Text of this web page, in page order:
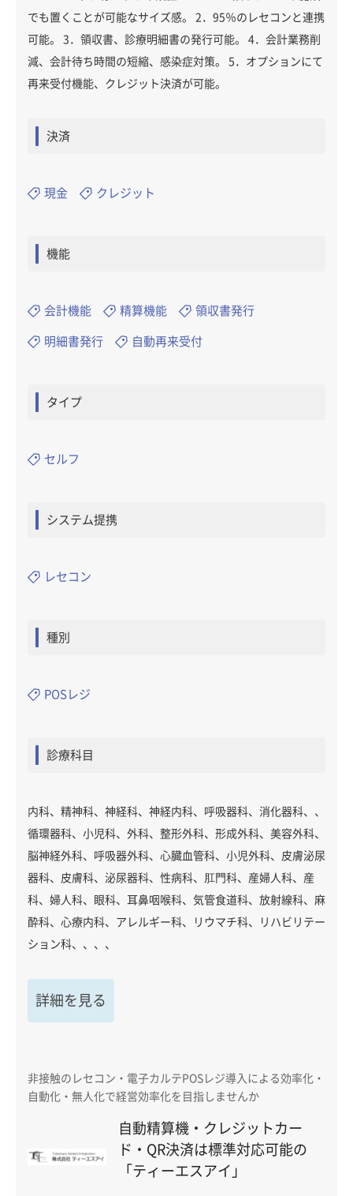
でも置くことが可能なサイズ感。 2．95％のレセコンと連携
可能。 3．領収書、診療明細書の発行可能。 4．会計業務削
減、会計待ち時間の短縮、感染症対策。 5．オプションにて
再来受付機能、クレジット決済が可能。
決済
現金 クレジット
機能
会計機能 精算機能 領収書発行
明細書発行 自動再来受付
タイプ
セルフ
システム提携
レセコン
種別
POSレジ
診療科目
内科、精神科、神経科、神経内科、呼吸器科、消化器科、、
循環器科、小児科、外科、整形外科、形成外科、美容外科、
脳神経外科、呼吸器外科、心臓血管科、小児外科、皮膚泌尿
器科、皮膚科、泌尿器科、性病科、肛門科、産婦人科、産
科、婦人科、眼科、耳鼻咽喉科、気管食道科、放射線科、麻
酔科、心療内科、アレルギー科、リウマチ科、リハビリテー
ション科、、、、
詳細を見る
非接触のレセコン・電子カルテPOSレジ導入による効率化・
自動化・無人化で経営効率化を目指しませんか
自動精算機・クレジットカー
ド・QR決済は標準対応可能の
「ティーエスアイ」